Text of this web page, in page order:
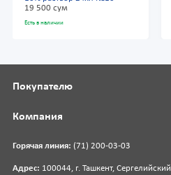
19 500 сум
Есть в наличии
Горячая линия: (71) 200-03-03
Адрес: 100044, г. Ташкент, Сергелийский
Покупателю
Компания